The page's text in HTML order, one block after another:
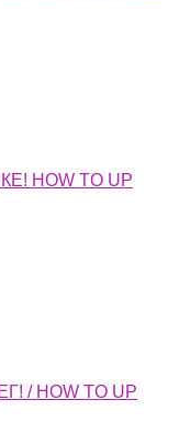
HOW TO UP
/ HOW TO UP